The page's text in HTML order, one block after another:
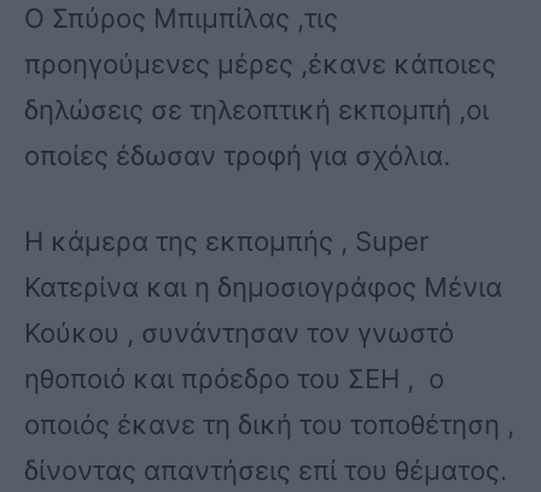
Ο Σπύρος Μπιμπίλας ,τις
προηγούμενες μέρες ,έκανε κάποιες
δηλώσεις σε τηλεοπτική εκπομπή ,οι
οποίες έδωσαν τροφή για σχόλια.
Η κάμερα της εκπομπής , Super
Κατερίνα και η δημοσιογράφος Μένια
Κούκου , συνάντησαν τον γνωστό
ηθοποιό και πρόεδρο του ΣΕΗ , ο
οποιός έκανε τη δική του τοποθέτηση ,
δίνοντας απαντήσεις επί του θέματος.